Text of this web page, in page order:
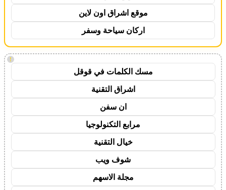
موقع اشراق اون لاين
اركان سياحة وسفر
!
مسك الكلمات في قوقل
اشراق التقنية
ان سفن
مرابع التكنولوجيا
خيال التقنية
شوف ويب
مجلة الاسهم